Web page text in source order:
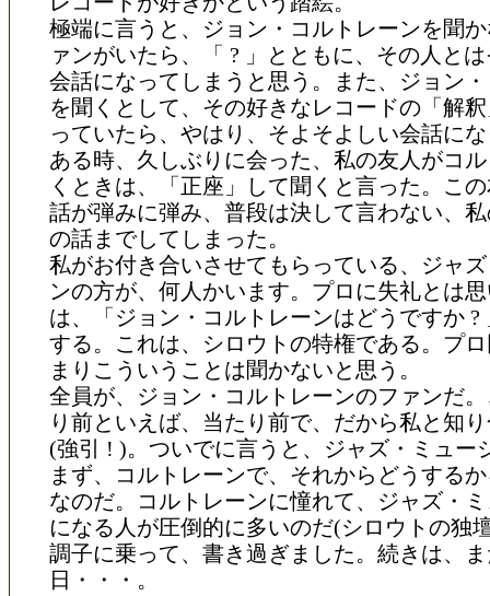
極端に言うと、ジョン・コルトレーンを聞
ァンがいたら、「 ? 」とともに、その人と
会話になってしまうと思う。また、ジョン
を聞くとして、その好きなレコードの「解
っていたら、やはり、そよそよしい会話に
ある時、久しぶりに会った、私の友人がコ
くときは、「正座」して聞くと言った。こ
話が弾みに弾み、普段は決して言わない、
の話までしてしまった。
私がお付き合いさせてもらっている、ジャ
ンの方が、何人かいます。プロに失礼とは
は、「ジョン・コルトレーンはどうですか ?
する。これは、シロウトの特権である。プ
まりこういうことは聞かないと思う。
全員が、ジョン・コルトレーンのファンだ
り前といえば、当たり前で、だから私と知
(強引 ! )。ついでに言うと、ジャズ・ミュー
まず、コルトレーンで、それからどうする
なのだ。コルトレーンに憧れて、ジャズ・
になる人が圧倒的に多いのだ(シロウトの独
調子に乗って、書き過ぎました。続きは、
日・・・。